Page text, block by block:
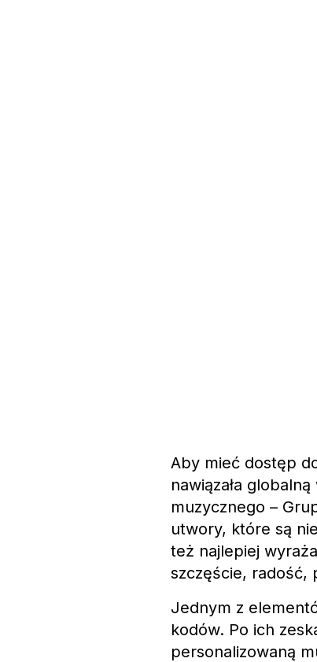
Aby mieć dostęp
nawiązała
muzycznego –
utwory, które są
też najlepiej
szczęście, radość,
Jednym z
kodów. Po ich
personalizowaną